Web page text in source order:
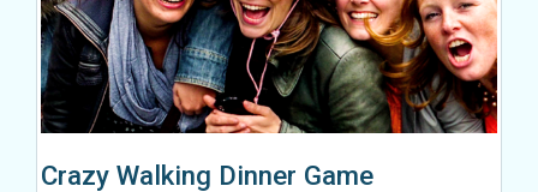
Crazy Walking Dinner Game